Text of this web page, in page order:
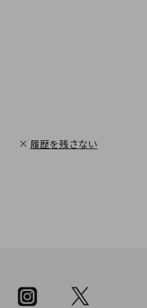
履歴を残さない